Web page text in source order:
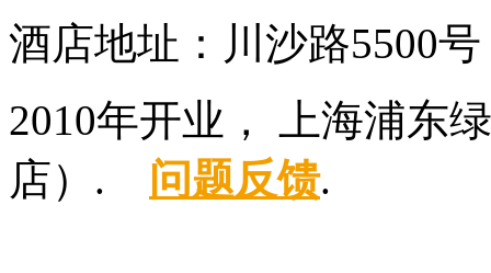
酒店地址：川沙路5500
2010年开业， 上海浦东
店）. 问题反馈.